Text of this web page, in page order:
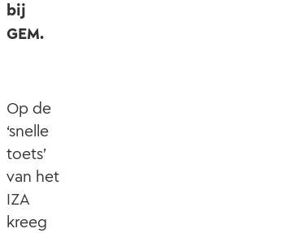
bij
GEM.
Op de
‘snelle
toets’
van het
IZA
kreeg